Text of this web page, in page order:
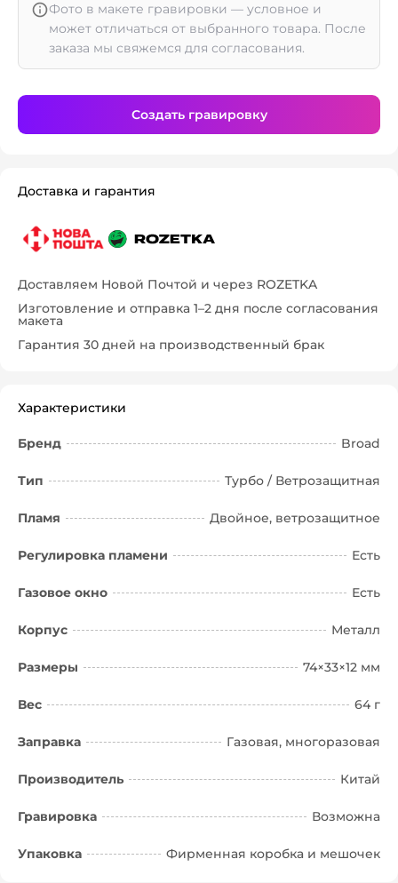
Фото в макете гравировки — условное и
может отличаться от выбранного товара. После
заказа мы свяжемся для согласования.
Создать гравировку
Доставка и гарантия
Доставляем Новой Почтой и через ROZETKA
Изготовление и отправка 1–2 дня после согласования
макета
Гарантия 30 дней на производственный брак
Характеристики
Бренд Broad
Тип Турбо / Ветрозащитная
Пламя Двойное, ветрозащитное
Регулировка пламени Есть
Газовое окно Есть
Корпус Металл
Размеры 74×33×12 мм
Вес 64 г
Заправка Газовая, многоразовая
Производитель Китай
Гравировка Возможна
Упаковка Фирменная коробка и мешочек